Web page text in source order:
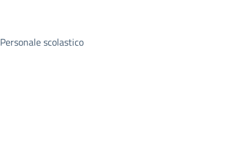
Personale scolastico